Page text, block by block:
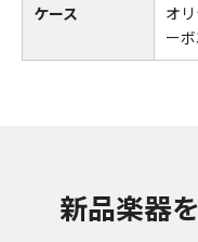
ケース
オ
ー
新品楽器